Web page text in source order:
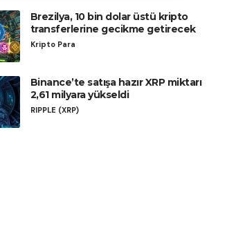
Brezilya, 10 bin dolar üstü kripto
transferlerine gecikme getirecek
Kripto Para
Binance’te satışa hazır XRP miktarı
2,61 milyara yükseldi
RIPPLE (XRP)